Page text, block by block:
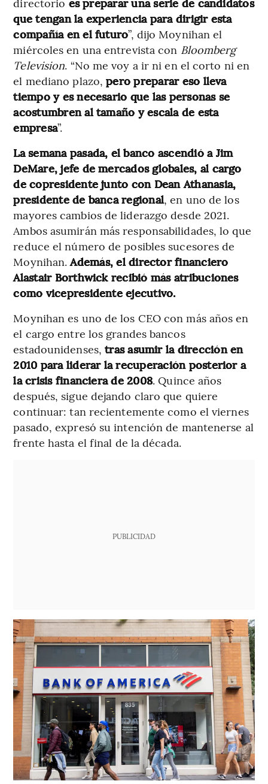
que tengan la experiencia para dirigir esta
compañía en el futuro”, dijo Moynihan el
miércoles en una entrevista con Bloomberg
Television. “No me voy a ir ni en el corto ni en
el mediano plazo,pero preparar eso lleva
tiempo y es necesario que las personas se
acostumbren al tamaño y escala de esta
empresa”.
La semana pasada, el banco ascendió a Jim
DeMare, jefe de mercados globales, al cargo
de copresidente junto con Dean Athanasia,
presidente de banca regional, en uno de los
mayores cambios de liderazgo desde 2021.
Ambos asumirán más responsabilidades, lo que
reduce el número de posibles sucesores de
Moynihan.Además, el director financiero
Alastair Borthwick recibió más atribuciones
como vicepresidente ejecutivo.
Moynihan es uno de los CEO con más años en
el cargo entre los grandes bancos
estadounidenses,tras asumir la dirección en
2010 para liderar la recuperación posterior a
la crisis financiera de 2008. Quince años
después, sigue dejando claro que quiere
continuar: tan recientemente como el viernes
pasado, expresó su intención de mantenerse al
frente hasta el final de la década.
PUBLICIDAD